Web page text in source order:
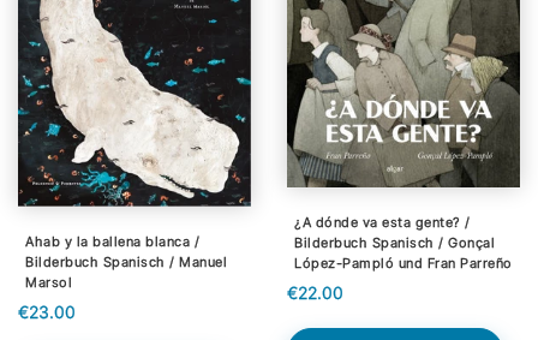
Ahab y la ballena blanca /
Bilderbuch Spanisch / Manuel
Marsol
€23.00
¿A dónde va esta gente? /
Bilderbuch Spanisch / Gonçal
López-Pampló und Fran Parreño
€22.00